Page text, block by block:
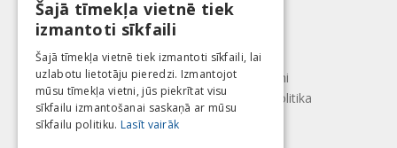
Atteikuma tiesības
Par mums
Kontakti
Lietošanas noteikumi
Konfidencialitātes politika
Seko mums Atrodi mūs
LATVIAN
LITHUANIAN
ESTONIAN
Šajā tīmekļa vietnē tiek
izmantoti sīkfaili
Šajā tīmekļa vietnē tiek izmantoti sīkfaili, lai
uzlabotu lietotāju pieredzi. Izmantojot
mūsu tīmekļa vietni, jūs piekrītat visu
sīkfailu izmantošanai saskaņā ar mūsu
sīkfailu politiku. Lasīt vairāk